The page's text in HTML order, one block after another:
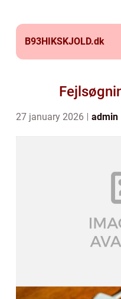
B93HIKSKJOLD.dk
27 january 2026 admin